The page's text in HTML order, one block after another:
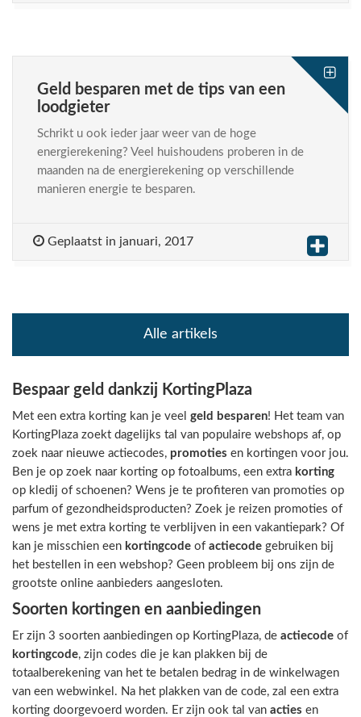
Geld besparen met de tips van een
loodgieter
Schrikt u ook ieder jaar weer van de hoge
energierekening? Veel huishoudens proberen in de
maanden na de energierekening op verschillende
manieren energie te besparen.
Geplaatst in januari, 2017
Alle artikels
Bespaar geld dankzij KortingPlaza
Met een extra korting kan je veel geld besparen! Het team van
KortingPlaza zoekt dagelijks tal van populaire webshops af, op
zoek naar nieuwe actiecodes, promoties en kortingen voor jou.
Ben je op zoek naar korting op fotoalbums, een extra korting
op kledij of schoenen? Wens je te profiteren van promoties op
parfum of gezondheidsproducten? Zoek je reizen promoties of
wens je met extra korting te verblijven in een vakantiepark? Of
kan je misschien een kortingcode of actiecode gebruiken bij
het bestellen in een webshop? Geen probleem bij ons zijn de
grootste online aanbieders aangesloten.
Soorten kortingen en aanbiedingen
Er zijn 3 soorten aanbiedingen op KortingPlaza, de actiecode of
kortingcode, zijn codes die je kan plakken bij de
totaalberekening van het te betalen bedrag in de winkelwagen
van een webwinkel. Na het plakken van de code, zal een extra
korting doorgevoerd worden. Er zijn ook tal van acties en